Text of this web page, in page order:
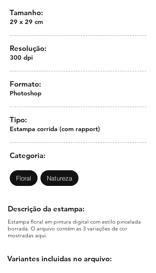
Tamanho:
29 x 29 cm
Resolução:
300 dpi
Formato:
Photoshop
Tipo:
Estampa corrida (com rapport)
Categoria:
Floral Natureza
Descrição da estampa:
Estampa floral em pintura digital com estilo pincelada
borrada. O arquivo contém as 3 variações de cor
mostradas aqui.
Variantes incluidas no arquivo: